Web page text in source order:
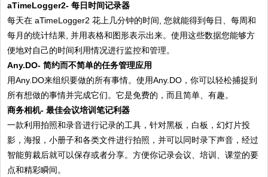
aTimeLogger2- 每日时间记录器
每天在 aTimeLogger2 花上几分钟的时间, 您就能得到每日、每周和
每月的统计结果, 并用表格和图形表示出来。使用这些数据您能够方
便地对自己的时间利用情况进行监控和管理。
Any.DO- 简约而不简单的任务管理应用
用Any.DO来组织要做的所有事情。使用Any.DO，你可以轻松捕捉到
所有想做的事情并完成它们。它是免费的，而且简单、有趣。
商务相机- 最佳会议培训笔记利器
一款利用拍照和录音进行记录的工具，针对黑板，白板，幻灯片投
影，海报，小册子和各类文件进行拍照，并可以同时录下声音，经过
智能剪裁后就可以保存或者分享。方便你记录会议、培训、课堂的要
点和精彩瞬间。